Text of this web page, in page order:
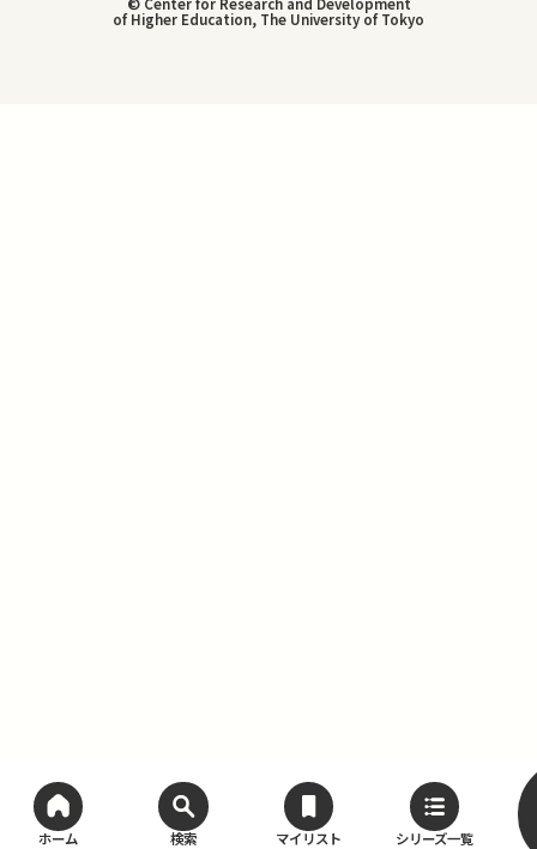
ホーム 検索 マイリスト シリーズ一覧
© Center for Research and Development
of Higher Education, The University of Tokyo